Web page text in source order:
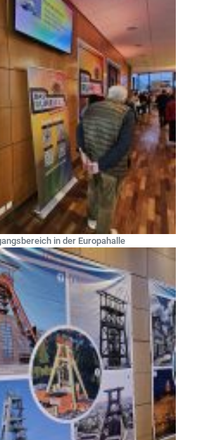
in der Europahalle